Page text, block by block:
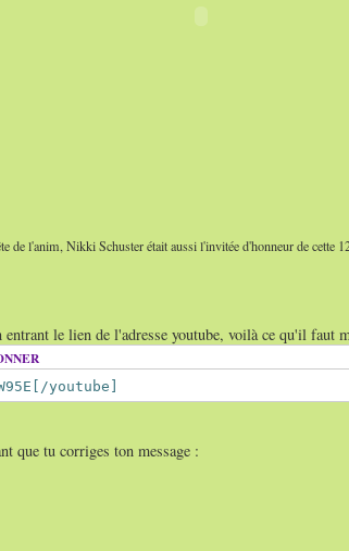
de l'anim, Nikki Schuster était aussi l'invitée d'honneur de cette
le lien de l'adresse youtube, voilà ce qu'il faut
youtube]
que tu corriges ton message :